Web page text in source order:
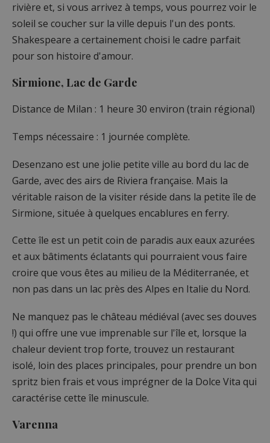
rivière et, si vous arrivez à temps, vous pourrez voir le
soleil se coucher sur la ville depuis l'un des ponts.
Shakespeare a certainement choisi le cadre parfait
pour son histoire d'amour.
Sirmione, Lac de Garde
Distance de Milan : 1 heure 30 environ (train régional)
Temps nécessaire : 1 journée complète.
Desenzano est une jolie petite ville au bord du lac de
Garde, avec des airs de Riviera française. Mais la
véritable raison de la visiter réside dans la petite île de
Sirmione, située à quelques encablures en ferry.
Cette île est un petit coin de paradis aux eaux azurées
et aux bâtiments éclatants qui pourraient vous faire
croire que vous êtes au milieu de la Méditerranée, et
non pas dans un lac près des Alpes en Italie du Nord.
Ne manquez pas le château médiéval (avec ses douves
!) qui offre une vue imprenable sur l'île et, lorsque la
chaleur devient trop forte, trouvez un restaurant
isolé, loin des places principales, pour prendre un bon
spritz bien frais et vous imprégner de la Dolce Vita qui
caractérise cette île minuscule.
Varenna